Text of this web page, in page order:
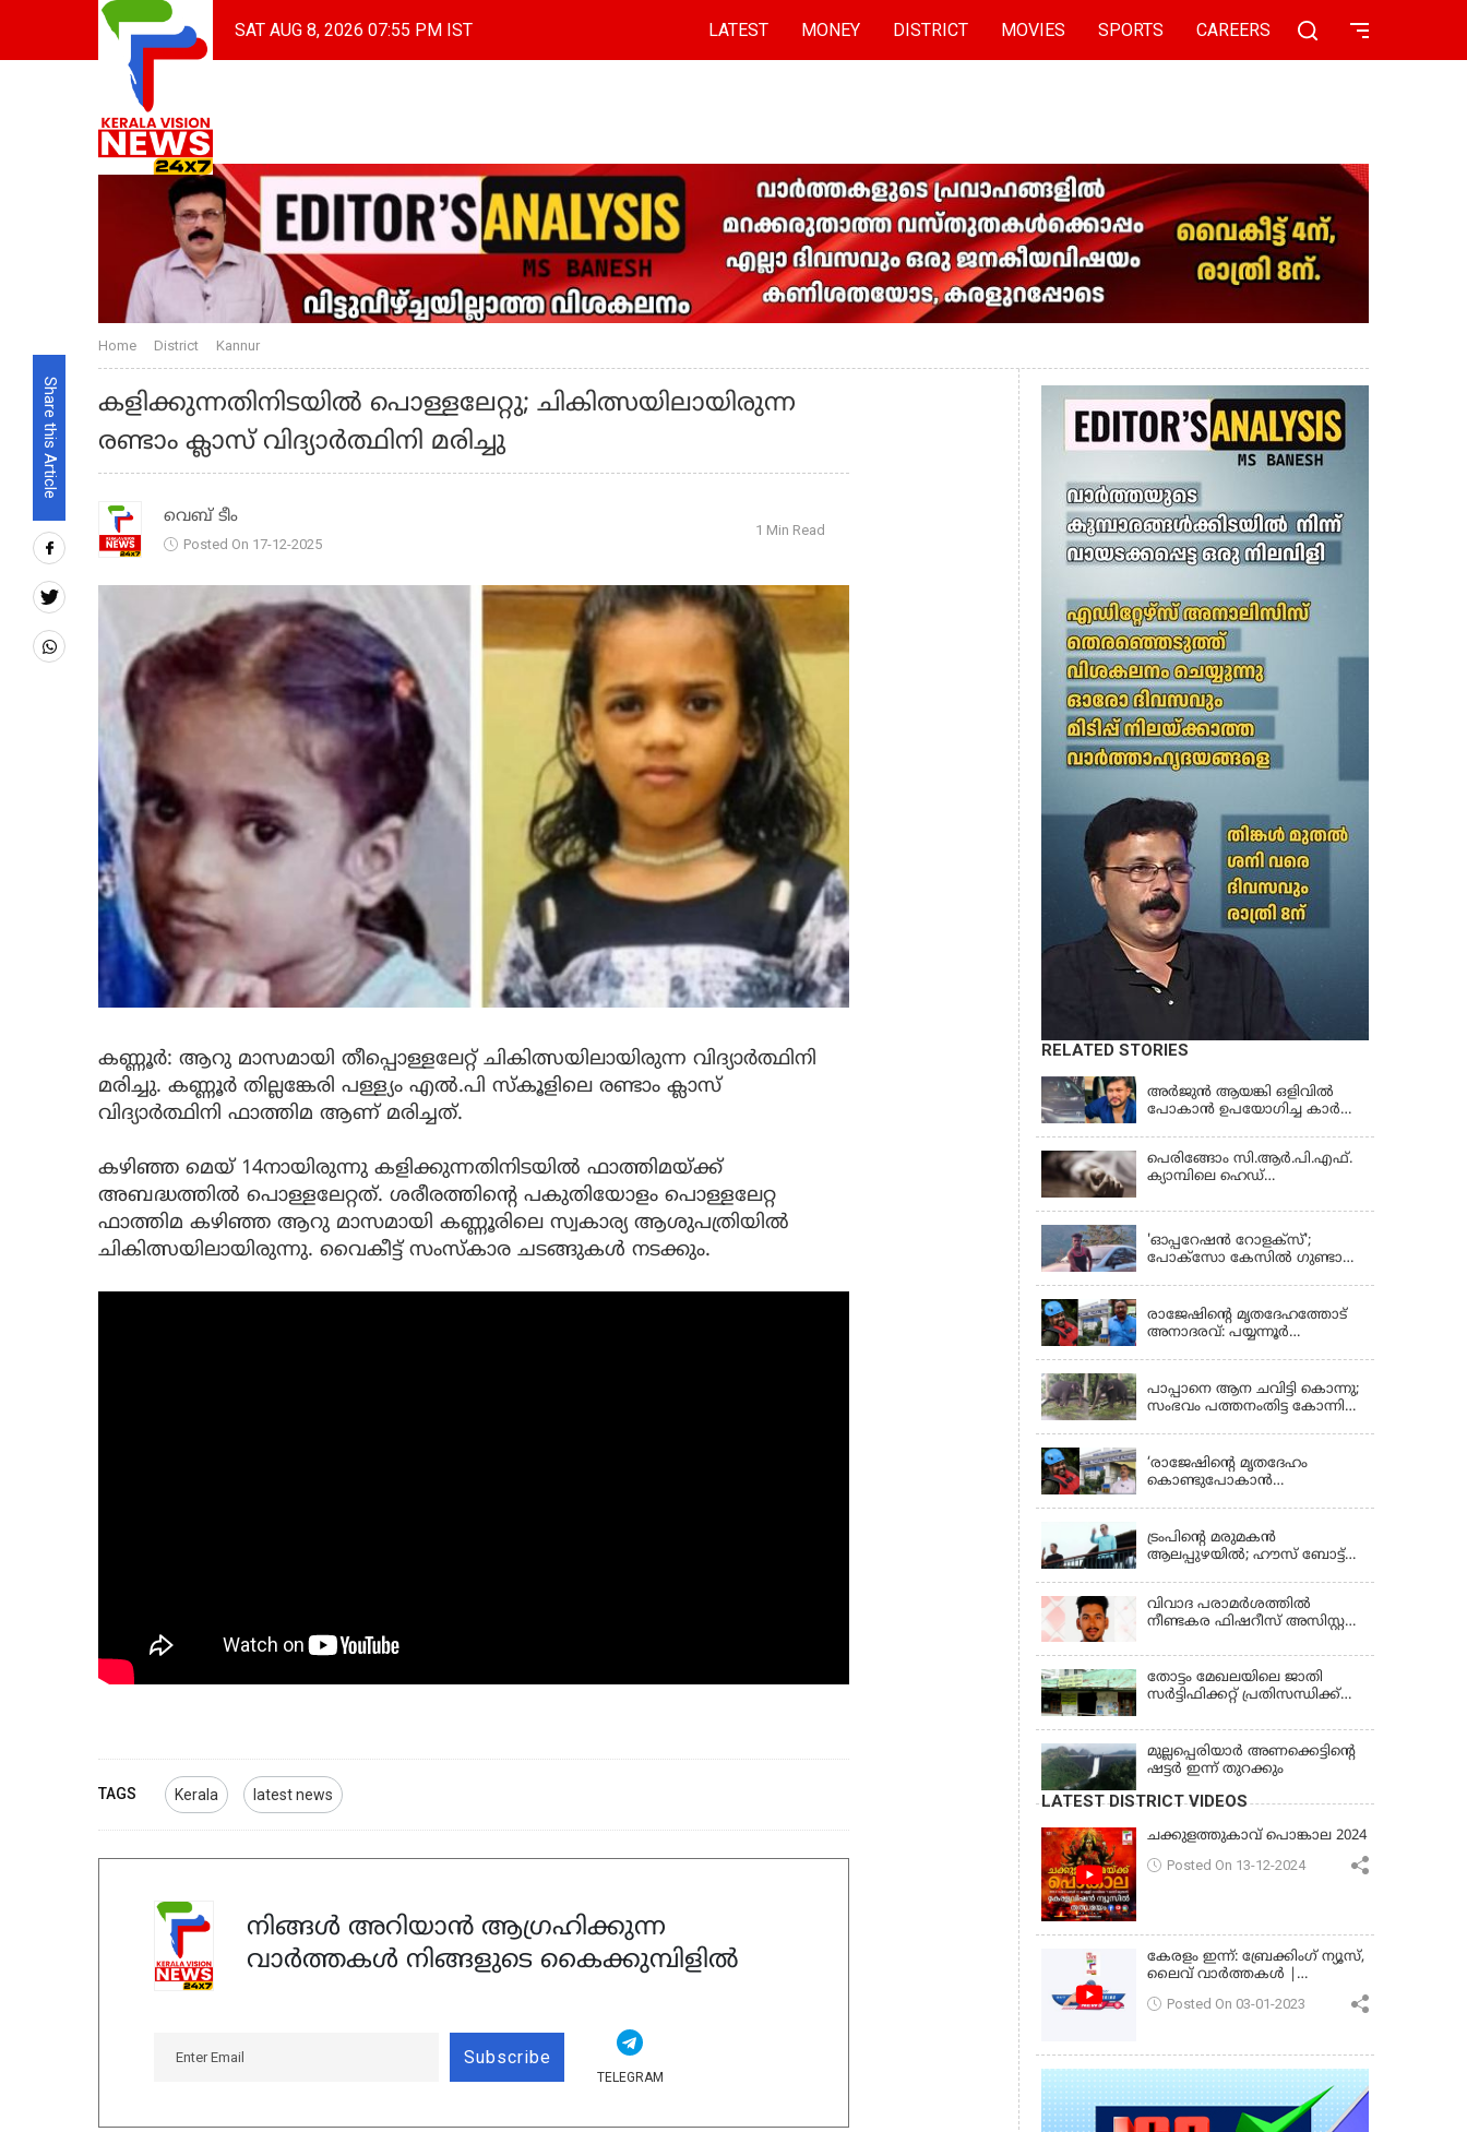
SAT AUG 8, 2026 07:55 PM IST LATEST MONEY DISTRICT MOVIES SPORTS CAREERS
Share this Article
Home District Kannur
കളിക്കുന്നതിനിടയിൽ പൊള്ളലേറ്റു; ചികിത്സയിലായിരുന്ന
രണ്ടാം ക്ലാസ് വിദ്യാർത്ഥിനി മരിച്ചു
വെബ് ടീം
Posted On 17-12-2025
1 Min Read
കണ്ണൂർ: ആറു മാസമായി തീപ്പൊള്ളലേറ്റ് ചികിത്സയിലായിരുന്ന വിദ്യാർത്ഥിനി
മരിച്ചു. കണ്ണൂർ തില്ലങ്കേരി പള്ള്യം എൽ.പി സ്കൂളിലെ രണ്ടാം ക്ലാസ്
വിദ്യാർത്ഥിനി ഫാത്തിമ ആണ് മരിച്ചത്.
കഴിഞ്ഞ മെയ് 14നായിരുന്നു കളിക്കുന്നതിനിടയിൽ ഫാത്തിമയ്ക്ക്
അബദ്ധത്തിൽ പൊള്ളലേറ്റത്. ശരീരത്തിന്റെ പകുതിയോളം പൊള്ളലേറ്റ
ഫാത്തിമ കഴിഞ്ഞ ആറു മാസമായി കണ്ണൂരിലെ സ്വകാര്യ ആശുപത്രിയിൽ
ചികിത്സയിലായിരുന്നു. വൈകീട്ട് സംസ്കാര ചടങ്ങുകൾ നടക്കും.
TAGS Kerala latest news
നിങ്ങൾ അറിയാൻ ആഗ്രഹിക്കുന്ന
വാർത്തകൾ നിങ്ങളുടെ കൈക്കുമ്പിളിൽ
Subscribe
TELEGRAM
RELATED STORIES
KERALA
അർജുൻ ആയങ്കി ഒളിവിൽ
പോകാൻ ഉപയോഗിച്ച കാർ
അർജുന്റെ ഭാര്യ
പെരിങ്ങോം സി.ആർ.പി.എഫ്.
ക്യാമ്പിലെ ഹെഡ്
മരിച്ച നിലയിൽ
'ഓപ്പറേഷൻ റോളക്സ്';
പോക്സോ കേസിൽ ഗുണ്ടാ
രാജേഷിന്റെ മൃതദേഹത്തോട്
അനാദരവ്: പയ്യന്നൂർ
നിർദേശം നൽകി മന്ത്രി
പാപ്പാനെ ആന ചവിട്ടി കൊന്നു;
സംഭവം പത്തനംതിട്ട കോന്നി
‘രാജേഷിന്‍റെ മൃതദേഹം
കൊണ്ടുപോകാന്‍
ഗുരുതരആരോപണം
ട്രംപിന്റെ മരുമകന്‍
ആലപ്പുഴയില്‍; ഹൗസ് ബോട്ട്
വിവാദ പരാമര്‍ശത്തില്‍
നീണ്ടകര ഫിഷറീസ് അസിസ്റ്റന്റ്
തോട്ടം മേഖലയിലെ ജാതി
സര്‍ട്ടിഫിക്കറ്റ് പ്രതിസന്ധിക്ക്
മുല്ലപ്പെരിയാര്‍ അണക്കെട്ടിൻ്റെ
ഷട്ടര്‍ ഇന്ന് തുറക്കും
LATEST DISTRICT VIDEOS
ചക്കുളത്തുകാവ് പൊങ്കാല 2024
Posted On 13-12-2024
കേരളം ഇന്ന്: ബ്രേക്കിംഗ് ന്യൂസ്,
ലൈവ് വാർത്തകൾ |
Posted On 03-01-2023